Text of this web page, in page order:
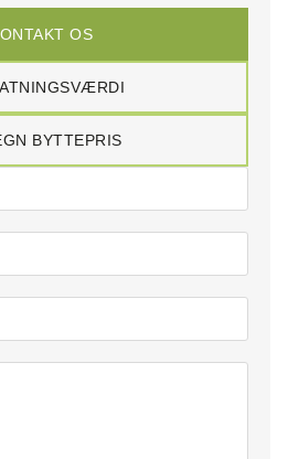
OS
BYTTEPRIS